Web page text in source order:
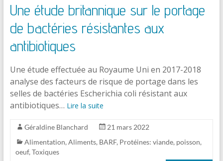
Une étude britannique sur le portage
de bactéries résistantes aux
antibiotiques
Une étude effectuée au Royaume Uni en 2017-2018
analyse des facteurs de risque de portage dans les
selles de bactéries Escherichia coli résistant aux
antibiotiques… Lire la suite
Géraldine Blanchard
21 mars 2022
Alimentation, Aliments, BARF, Protéines: viande, poisson,
oeuf, Toxiques